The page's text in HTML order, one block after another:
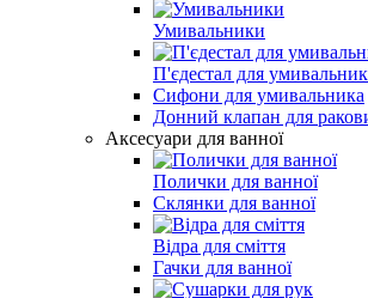
Умивальники
П'єдестал для
Сифони для умивальника
Донний клапан для
Аксесуари для ванної
Полички для ванної
Склянки для ванної
Відра для сміття
Гачки для ванної